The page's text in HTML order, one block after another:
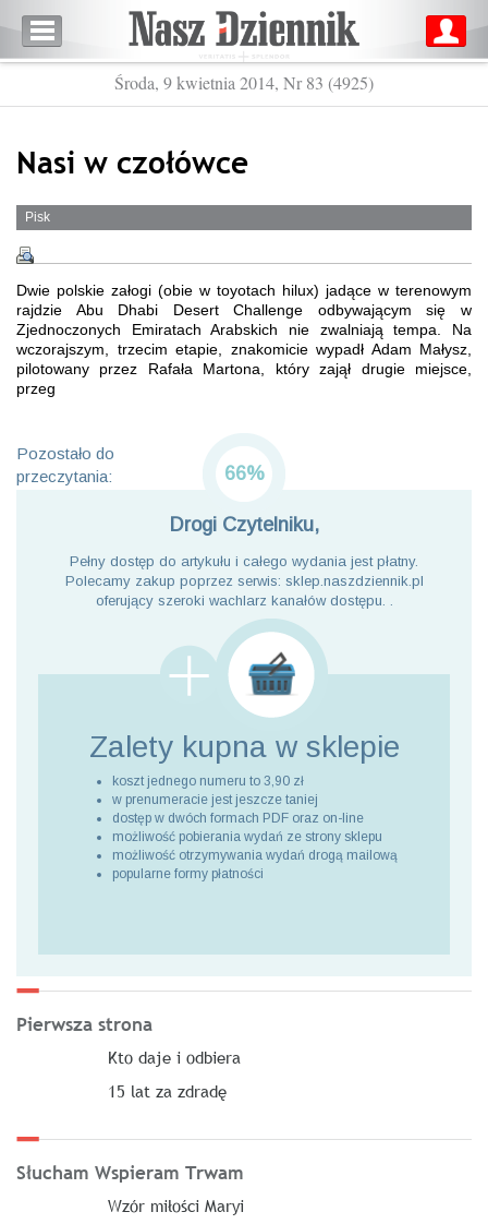
Środa, 9 kwietnia 2014, Nr 83 (4925)
Nasi w czołówce
Pisk
Dwie polskie załogi (obie w toyotach hilux) jadące w terenowym
rajdzie Abu Dhabi Desert Challenge odbywającym się w
Zjednoczonych Emiratach Arabskich nie zwalniają tempa. Na
wczorajszym, trzecim etapie, znakomicie wypadł Adam Małysz,
pilotowany przez Rafała Martona, który zajął drugie miejsce,
przeg
Pozostało do
przeczytania:
66%
Drogi Czytelniku,
Pełny dostęp do artykułu i całego wydania jest płatny.
Polecamy zakup poprzez serwis: sklep.naszdziennik.pl
oferujący szeroki wachlarz kanałów dostępu. .
Zalety kupna w sklepie
koszt jednego numeru to 3,90 zł
w prenumeracie jest jeszcze taniej
dostęp w dwóch formach PDF oraz on-line
możliwość pobierania wydań ze strony sklepu
możliwość otrzymywania wydań drogą mailową
popularne formy płatności
Pierwsza strona
Kto daje i odbiera
15 lat za zdradę
Słucham Wspieram Trwam
Wzór miłości Maryi